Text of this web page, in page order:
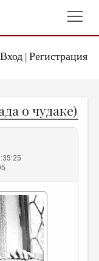
Вход| Регистрация
о чудаке)